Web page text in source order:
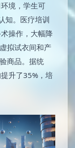
境，学生可
知。医疗培训
操作，大幅降
拟试衣间和产
商品。据统
升了35%，培